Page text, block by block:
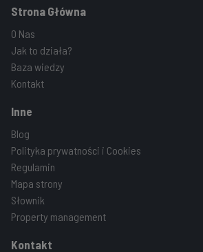
Strona Główna
O Nas
Jak to działa?
Baza wiedzy
Kontakt
Inne
Blog
Polityka prywatności i Cookies
Regulamin
Mapa strony
Słownik
Property management
Kontakt